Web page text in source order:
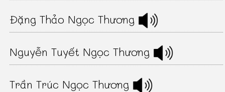
Đặng Thảo Ngọc Thương
Nguyễn Tuyết Ngọc Thương
Trần Trúc Ngọc Thương